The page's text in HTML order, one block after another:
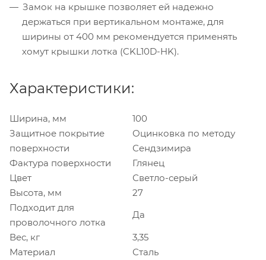
Замок на крышке позволяет ей надежно
держаться при вертикальном монтаже, для
ширины от 400 мм рекомендуется применять
хомут крышки лотка (CKL10D-HK).
Характеристики:
Ширина, мм
100
Защитное покрытие
поверхности
Оцинковка по методу
Сендзимира
Фактура поверхности
Глянец
Цвет
Светло-серый
Высота, мм
27
Подходит для
проволочного лотка
Да
Вес, кг
3,35
Материал
Сталь